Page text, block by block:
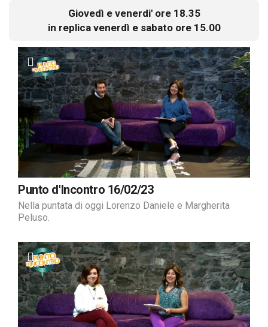
Giovedì e venerdi' ore 18.35
in replica venerdì e sabato ore 15.00
Punto d'Incontro 16/02/23
Nella puntata di oggi Lorenzo Daniele e Margherita
Peluso.